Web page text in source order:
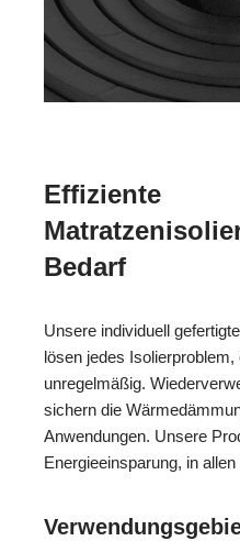
Effiziente
Bedarf
Unsere individuell
lösen jedes
unregelmäßig.
sichern die
Anwendungen. Unsere
Energieeinsparung, in